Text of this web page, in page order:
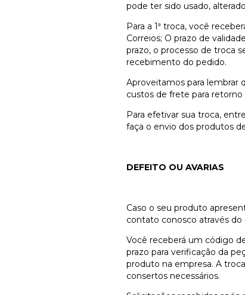
pode ter sido usado,
Para a 1ª troca, você
Correios; O prazo de
prazo, o processo de troca
recebimento do pedido.
Aproveitamos para lembrar
custos de frete para
Para efetivar sua troca,
faça o envio dos produtos
DEFEITO OU AVARIAS
Caso o seu produto
contato conosco através do
Você receberá um código
prazo para verificação da
produto na empresa. A
consertos necessários.